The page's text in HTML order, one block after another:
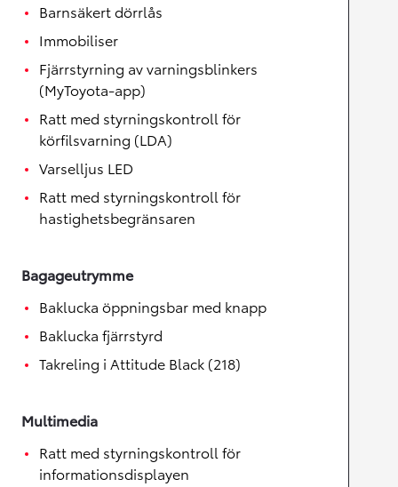
Barnsäkert dörrlås
Immobiliser
Fjärrstyrning av varningsblinkers
(MyToyota-app)
Ratt med styrningskontroll för
körfilsvarning (LDA)
Varselljus LED
Ratt med styrningskontroll för
hastighetsbegränsaren
Bagageutrymme
Baklucka öppningsbar med knapp
Baklucka fjärrstyrd
Takreling i Attitude Black (218)
Multimedia
Ratt med styrningskontroll för
informationsdisplayen